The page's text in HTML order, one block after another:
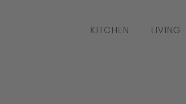
KITCHEN LIVING